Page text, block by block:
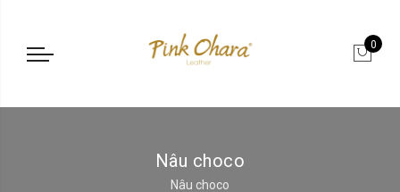
0
Nâu choco
Nâu choco